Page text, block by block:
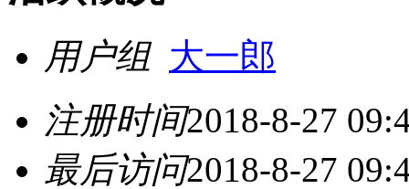
用户组 大一郎
注册时间2018-8-27
最后访问2018-8-27